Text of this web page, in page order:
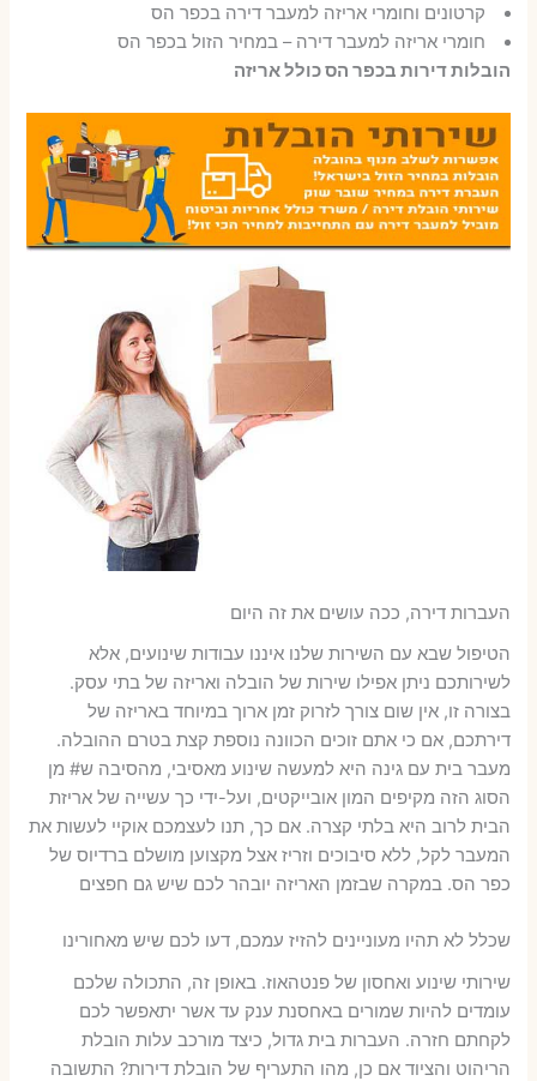
קרטונים וחומרי אריזה למעבר דירה בכפר הס
חומרי אריזה למעבר דירה – במחיר הזול בכפר הס
הובלות דירות בכפר הס כולל אריזה
העברות דירה, ככה עושים את זה היום
הטיפול שבא עם השירות שלנו איננו עבודות שינועים, אלא
לשירותכם ניתן אפילו שירות של הובלה ואריזה של בתי עסק.
בצורה זו, אין שום צורך לזרוק זמן ארוך במיוחד באריזה של
דירתכם, אם כי אתם זוכים הכוונה נוספת קצת בטרם ההובלה.
מעבר בית עם גינה היא למעשה שינוע מאסיבי, מהסיבה ש# מן
הסוג הזה מקיפים המון אובייקטים, ועל-ידי כך עשייה של אריזת
הבית לרוב היא בלתי קצרה. אם כך, תנו לעצמכם אוקיי לעשות את
המעבר לקל, ללא סיבוכים וזריז אצל מקצוען מושלם ברדיוס של
כפר הס. במקרה שבזמן האריזה יובהר לכם שיש גם חפצים
שכלל לא תהיו מעוניינים להזיז עמכם, דעו לכם שיש מאחורינו
שירותי שינוע ואחסון של פנטהאוז. באופן זה, התכולה שלכם
עומדים להיות שמורים באחסנת ענק עד אשר יתאפשר לכם
לקחתם חזרה. העברות בית גדול, כיצד מורכב עלות הובלת
הריהוט והציוד אם כן, מהו התעריף של הובלת דירות? התשובה